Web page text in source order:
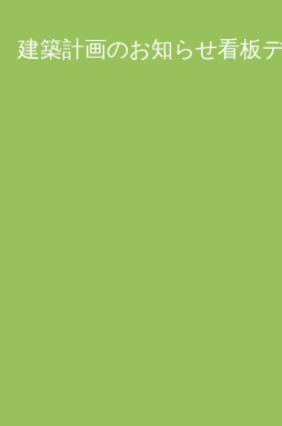
建築計画のお知らせ看板